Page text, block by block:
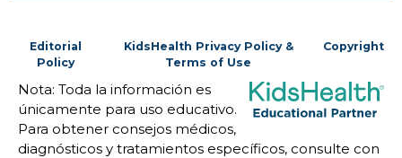
Editorial
Policy
KidsHealth Privacy Policy &
Terms of Use
Copyright
Nota: Toda la información es
únicamente para uso educativo.
Para obtener consejos médicos,
diagnósticos y tratamientos específicos, consulte con